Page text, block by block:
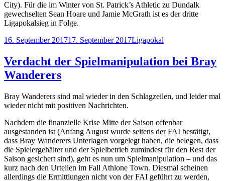
City). Für die im Winter von St. Patrick’s Athletic zu Dundalk
gewechselten Sean Hoare und Jamie McGrath ist es der dritte
Ligapokalsieg in Folge.
Veröffentlicht
16. September 201717. September 2017Kategorien
Ligapokal
Verdacht der Spielmanipulation bei Bray
Wanderers
Bray Wanderers sind mal wieder in den Schlagzeilen, und leider mal
wieder nicht mit positiven Nachrichten.
Nachdem die finanzielle Krise Mitte der Saison offenbar
ausgestanden ist (Anfang August wurde seitens der FAI bestätigt,
dass Bray Wanderers Unterlagen vorgelegt haben, die belegen, dass
die Spielergehälter und der Spielbetrieb zumindest für den Rest der
Saison gesichert sind), geht es nun um Spielmanipulation – und das
kurz nach den Urteilen im Fall Athlone Town. Diesmal scheinen
allerdings die Ermittlungen nicht von der FAI geführt zu werden,